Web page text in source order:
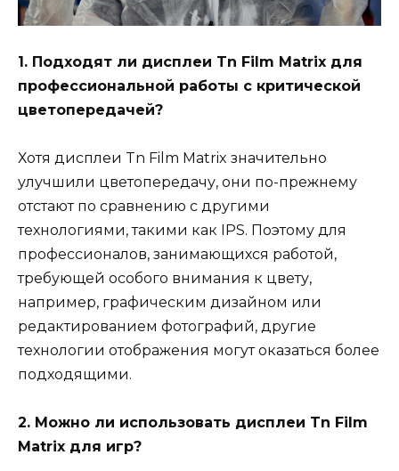
1. Подходят ли дисплеи Tn Film Matrix для
профессиональной работы с критической
цветопередачей?
Хотя дисплеи Tn Film Matrix значительно
улучшили цветопередачу, они по-прежнему
отстают по сравнению с другими
технологиями, такими как IPS. Поэтому для
профессионалов, занимающихся работой,
требующей особого внимания к цвету,
например, графическим дизайном или
редактированием фотографий, другие
технологии отображения могут оказаться более
подходящими.
2. Можно ли использовать дисплеи Tn Film
Matrix для игр?